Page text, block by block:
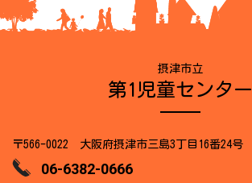
摂津市立
第1児童センター
〒566-0022 大阪府摂津市三島3丁目16番24号
06-6382-0666